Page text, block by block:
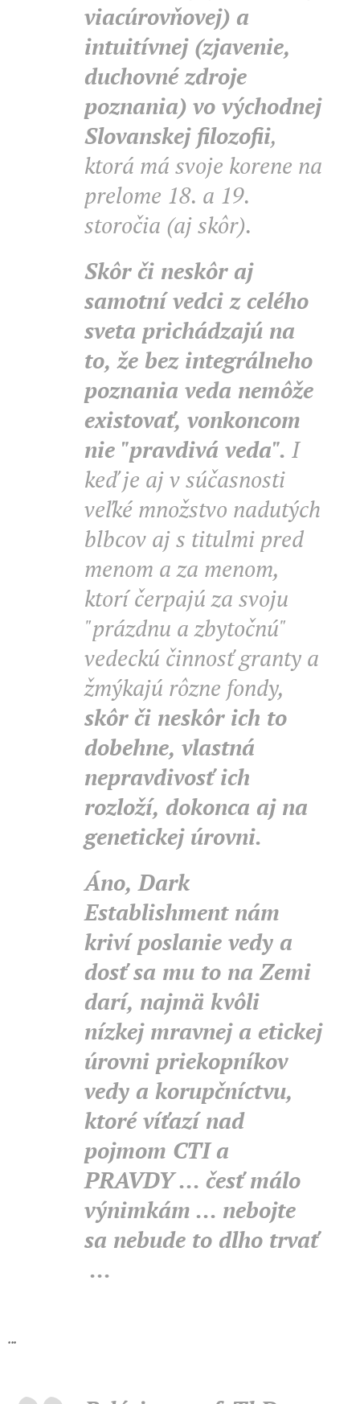
viacúrovňovej) a
intuitívnej (zjavenie,
duchovné zdroje
poznania) vo východnej
Slovanskej filozofii,
ktorá má svoje korene na
prelome 18. a 19.
storočia (aj skôr).
Skôr či neskôr aj
samotní vedci z celého
sveta prichádzajú na
to, že bez integrálneho
poznania veda nemôže
existovať, vonkoncom
nie "pravdivá veda". I
keď je aj v súčasnosti
veľké množstvo nadutých
blbcov aj s titulmi pred
menom a za menom,
ktorí čerpajú za svoju
"prázdnu a zbytočnú"
vedeckú činnosť granty a
žmýkajú rôzne fondy,
skôr či neskôr ich to
dobehne, vlastná
nepravdivosť ich
rozloží, dokonca aj na
genetickej úrovni.
Áno, Dark
Establishment nám
kriví poslanie vedy a
dosť sa mu to na Zemi
darí, najmä kvôli
nízkej mravnej a etickej
úrovni priekopníkov
vedy a korupčníctvu,
ktoré víťazí nad
pojmom CTI a
PRAVDY ... česť málo
výnimkám ... nebojte
sa nebude to dlho trvať
...
...